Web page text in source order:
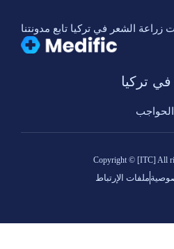
زراعة الشعر في تركيا تابع مدونتنا
تركيا
Copyright © [ITC] All
ملفات الإرتباط